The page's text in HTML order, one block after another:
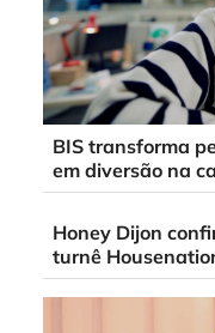
BIS transforma
em diversão na
Honey Dijon
turnê